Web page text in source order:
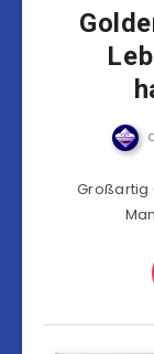
Großartig